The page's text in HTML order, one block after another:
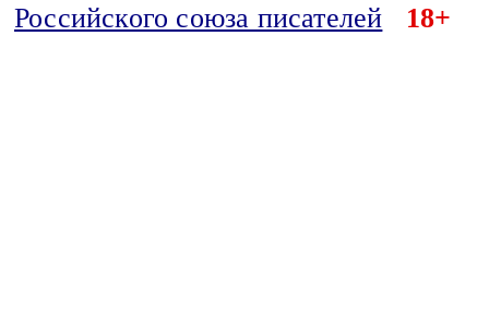
Российского союза писателей
18+